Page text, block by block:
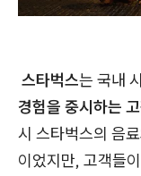
스타벅스는 국내
경험을 중시하는
시 스타벅스의 음
이었지만, 고객들